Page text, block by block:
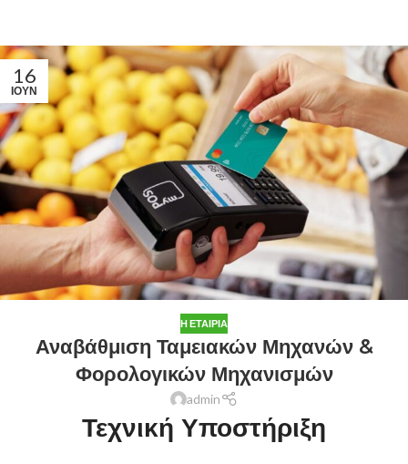
16
ΙΟΎΝ
Η ΕΤΑΙΡΊΑ
Αναβάθμιση Ταμειακών Μηχανών &
Φορολογικών Μηχανισμών
admin
Τεχνική Υποστήριξη